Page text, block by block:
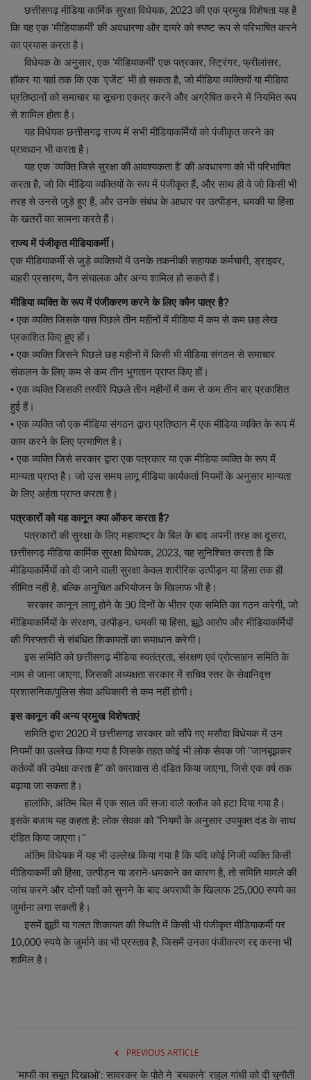
छत्तीसगढ़ मीडिया कार्मिक सुरक्षा विधेयक, 2023 की एक प्रमुख विशेषता यह है
कि यह एक 'मीडियाकर्मी' की अवधारणा और दायरे को स्पष्ट रूप से परिभाषित करने
का प्रयास करता है।
विधेयक के अनुसार, एक 'मीडियाकर्मी' एक पत्रकार, स्ट्रिंगर, फ्रीलांसर,
हॉकर या यहां तक ​​कि एक 'एजेंट' भी हो सकता है, जो मीडिया व्यक्तियों या मीडिया
प्रतिष्ठानों को समाचार या सूचना एकत्र करने और अग्रेषित करने में नियमित रूप
से शामिल होता है।
यह विधेयक छत्तीसगढ़ राज्य में सभी मीडियाकर्मियों को पंजीकृत करने का
प्रावधान भी करता है।
यह एक 'व्यक्ति जिसे सुरक्षा की आवश्यकता है' की अवधारणा को भी परिभाषित
करता है, जो कि मीडिया व्यक्तियों के रूप में पंजीकृत हैं, और साथ ही वे जो किसी भी
तरह से उनसे जुड़े हुए हैं, और उनके संबंध के आधार पर उत्पीड़न, धमकी या हिंसा
के खतरों का सामना करते हैं।
राज्य में पंजीकृत मीडियाकर्मी।
एक मीडियाकर्मी से जुड़े व्यक्तियों में उनके तकनीकी सहायक कर्मचारी, ड्राइवर,
बाहरी प्रसारण, वैन संचालक और अन्य शामिल हो सकते हैं।
मीडिया व्यक्ति के रूप में पंजीकरण करने के लिए कौन पात्र है?
• एक व्यक्ति जिसके पास पिछले तीन महीनों में मीडिया में कम से कम छह लेख
प्रकाशित किए हुए हों।
• एक व्यक्ति जिसने पिछले छह महीनों में किसी भी मीडिया संगठन से समाचार
संकलन के लिए कम से कम तीन भुगतान प्राप्त किए हों।
• एक व्यक्ति जिसकी तस्वीरें पिछले तीन महीनों में कम से कम तीन बार प्रकाशित
हुई हैं।
• एक व्यक्ति जो एक मीडिया संगठन द्वारा प्रतिष्ठान में एक मीडिया व्यक्ति के रूप में
काम करने के लिए प्रमाणित है।
• एक व्यक्ति जिसे सरकार द्वारा एक पत्रकार या एक मीडिया व्यक्ति के रूप में
मान्यता प्राप्त है। जो उस समय लागू मीडिया कार्यकर्ता नियमों के अनुसार मान्यता
के लिए अर्हता प्राप्त करता है।
पत्रकारों को यह कानून क्या ऑफर करता है?
पत्रकारों की सुरक्षा के लिए महाराष्ट्र के बिल के बाद अपनी तरह का दूसरा,
छत्तीसगढ़ मीडिया कार्मिक सुरक्षा विधेयक, 2023, यह सुनिश्चित करता है कि
मीडियाकर्मियों को दी जाने वाली सुरक्षा केवल शारीरिक उत्पीड़न या हिंसा तक ही
सीमित नहीं है, बल्कि अनुचित अभियोजन के खिलाफ भी है।
सरकार कानून लागू होने के 90 दिनों के भीतर एक समिति का गठन करेगी, जो
मीडियाकर्मियों के संरक्षण, उत्पीड़न, धमकी या हिंसा, झूठे आरोप और मीडियाकर्मियों
की गिरफ्तारी से संबंधित शिकायतों का समाधान करेगी।
इस समिति को छत्तीसगढ़ मीडिया स्वतंत्रता, संरक्षण एवं प्रोत्साहन समिति के
नाम से जाना जाएगा, जिसकी अध्यक्षता सरकार में सचिव स्तर के सेवानिवृत्त
प्रशासनिक/पुलिस सेवा अधिकारी से कम नहीं होगी।
इस कानून की अन्य प्रमुख विशेषताएं
समिति द्वारा 2020 में छत्तीसगढ़ सरकार को सौंपे गए मसौदा विधेयक में उन
नियमों का उल्लेख किया गया है जिसके तहत कोई भी लोक सेवक जो "जानबूझकर
कर्तव्यों की उपेक्षा करता है" को कारावास से दंडित किया जाएगा, जिसे एक वर्ष तक
बढ़ाया जा सकता है।
हालांकि, अंतिम बिल में एक साल की सजा वाले क्लॉज को हटा दिया गया है।
इसके बजाय यह कहता है: लोक सेवक को "नियमों के अनुसार उपयुक्त दंड के साथ
दंडित किया जाएगा।"
अंतिम विधेयक में यह भी उल्लेख किया गया है कि यदि कोई निजी व्यक्ति किसी
मीडियाकर्मी की हिंसा, उत्पीड़न या डराने-धमकाने का कारण है, तो समिति मामले की
जांच करने और दोनों पक्षों को सुनने के बाद अपराधी के खिलाफ 25,000 रुपये का
जुर्माना लगा सकती है।
इसमें झूठी या गलत शिकायत की स्थिति में किसी भी पंजीकृत मीडियाकर्मी पर
10,000 रुपये के जुर्माने का भी प्रस्ताव है, जिसमें उनका पंजीकरण रद्द करना भी
शामिल है।
PREVIOUS ARTICLE
'माफी का सबूत दिखाओ': सावरकर के पोते ने 'बचकाने' राहुल गांधी को दी चुनौती